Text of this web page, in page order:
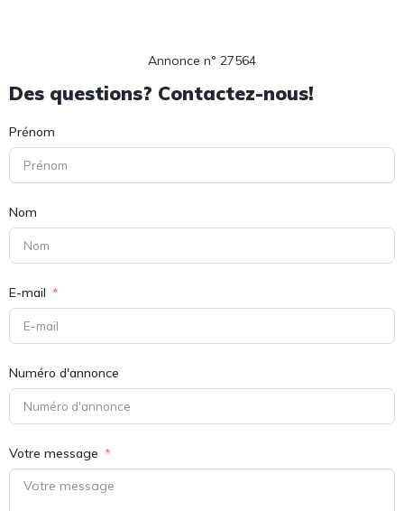
Annonce n° 27564
Des questions? Contactez-nous!
Prénom
Nom
E-mail
Numéro d'annonce
Votre message